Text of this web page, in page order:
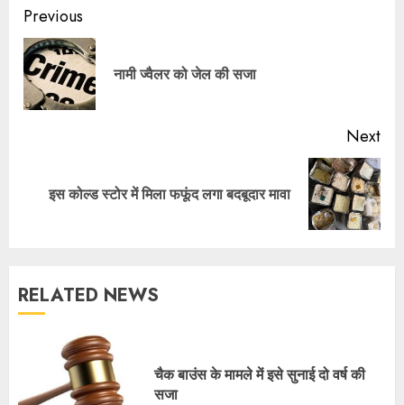
Continue
Reading
Previous
नामी ज्वैलर को जेल की सजा
Next
Nextइस कोल्ड स्टोर में मिला फफूंद लगा बदबूदार मावा
RELATED NEWS
चैक बाउंस के मामले में इसे सुनाई दो वर्ष की
सजा